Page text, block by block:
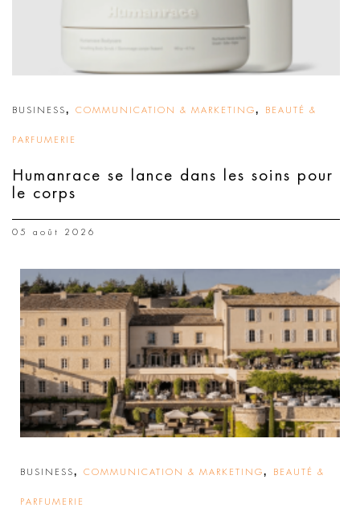
BUSINESS, COMMUNICATION & MARKETING, BEAUTÉ &
PARFUMERIE
Humanrace se lance dans les soins pour
le corps
05 août 2026
BUSINESS, COMMUNICATION & MARKETING, BEAUTÉ &
PARFUMERIE